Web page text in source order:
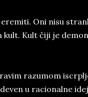
Oni nisu
kult. Kult čiji je
razumom
u racionalne